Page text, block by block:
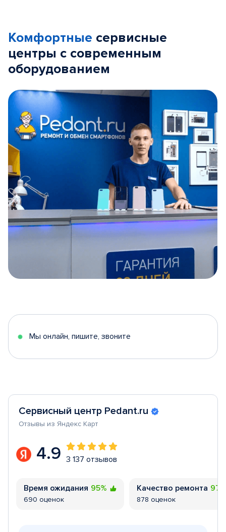
Комфортные сервисные
центры с современным
оборудованием
5
Мы онлайн, пишите, звоните
Сервисный центр Pedant.ru
Отзывы из Яндекс Карт
4.9 3 137 отзывов
Время ожидания 95%
690 оценок
Качество ремонта
878 оценок